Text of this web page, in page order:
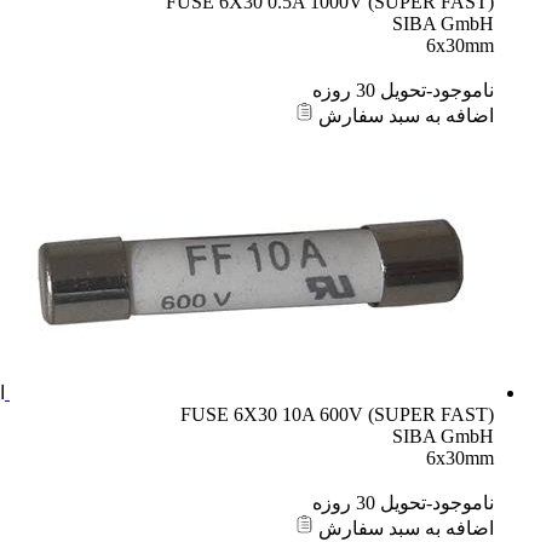
SIBA GmbH
6x30mm
ناموجود-تحویل 30 روزه
اضافه به سبد سفارش
FUSE 6X30 10A 600V (SUPER FAST)
SIBA GmbH
6x30mm
ناموجود-تحویل 30 روزه
اضافه به سبد سفارش